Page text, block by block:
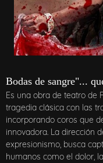
Bodas de sangre"...
Es una obra de teatro de
tragedia clásica con las
incorporando coros que
innovadora. La dirección
expresionismo, busca
humanos como el dolor,